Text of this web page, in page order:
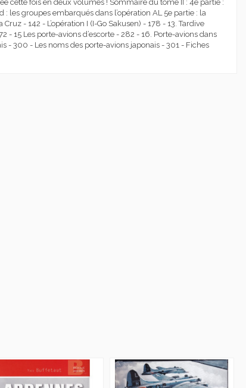
cette fois en deux volumes ! Sommaire du tome II : 4e partie :
les groupes embarqués dans l’opération AL 5e partie : la
- 142 - L’opération I (I-Go Sakusen) - 178 - 13. Tardive
15 Les porte-avions d’escorte - 282 - 16. Porte-avions dans
- 300 - Les noms des porte-avions japonais - 301 - Fiches